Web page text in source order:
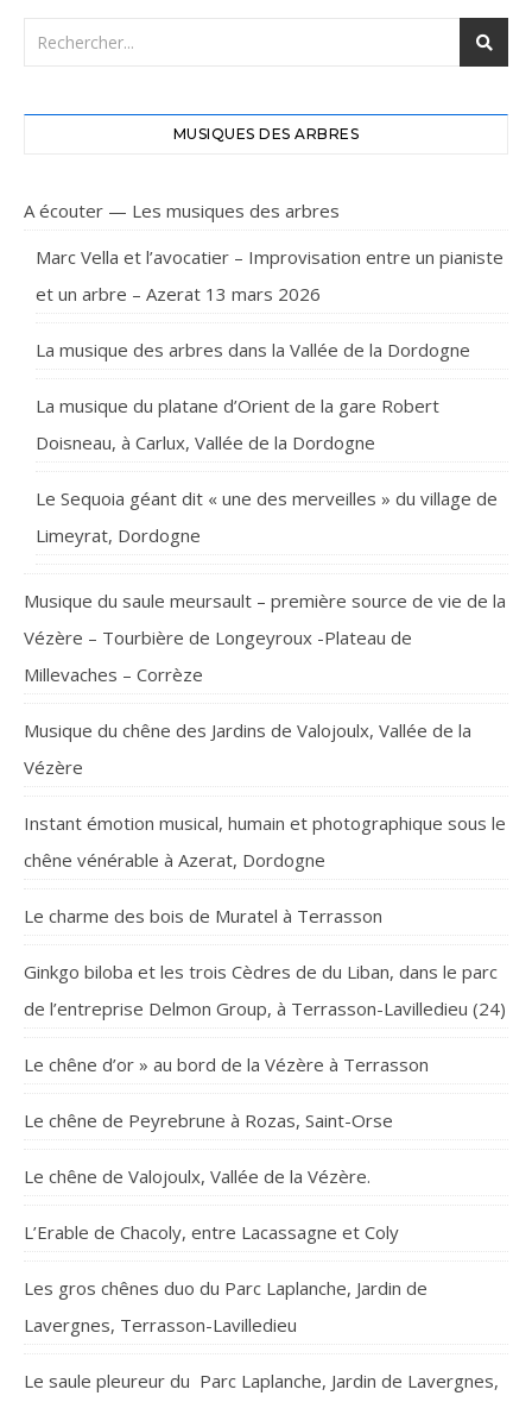
MUSIQUES DES ARBRES
A écouter — Les musiques des arbres
Marc Vella et l’avocatier – Improvisation entre un pianiste
et un arbre – Azerat 13 mars 2026
La musique des arbres dans la Vallée de la Dordogne
La musique du platane d’Orient de la gare Robert
Doisneau, à Carlux, Vallée de la Dordogne
Le Sequoia géant dit « une des merveilles » du village de
Limeyrat, Dordogne
Musique du saule meursault – première source de vie de la
Vézère – Tourbière de Longeyroux -Plateau de
Millevaches – Corrèze
Musique du chêne des Jardins de Valojoulx, Vallée de la
Vézère
Instant émotion musical, humain et photographique sous le
chêne vénérable à Azerat, Dordogne
Le charme des bois de Muratel à Terrasson
Ginkgo biloba et les trois Cèdres de du Liban, dans le parc
de l’entreprise Delmon Group, à Terrasson-Lavilledieu (24)
Le chêne d’or » au bord de la Vézère à Terrasson
Le chêne de Peyrebrune à Rozas, Saint-Orse
Le chêne de Valojoulx, Vallée de la Vézère.
L’Erable de Chacoly, entre Lacassagne et Coly
Les gros chênes duo du Parc Laplanche, Jardin de
Lavergnes, Terrasson-Lavilledieu
Le saule pleureur du Parc Laplanche, Jardin de Lavergnes,